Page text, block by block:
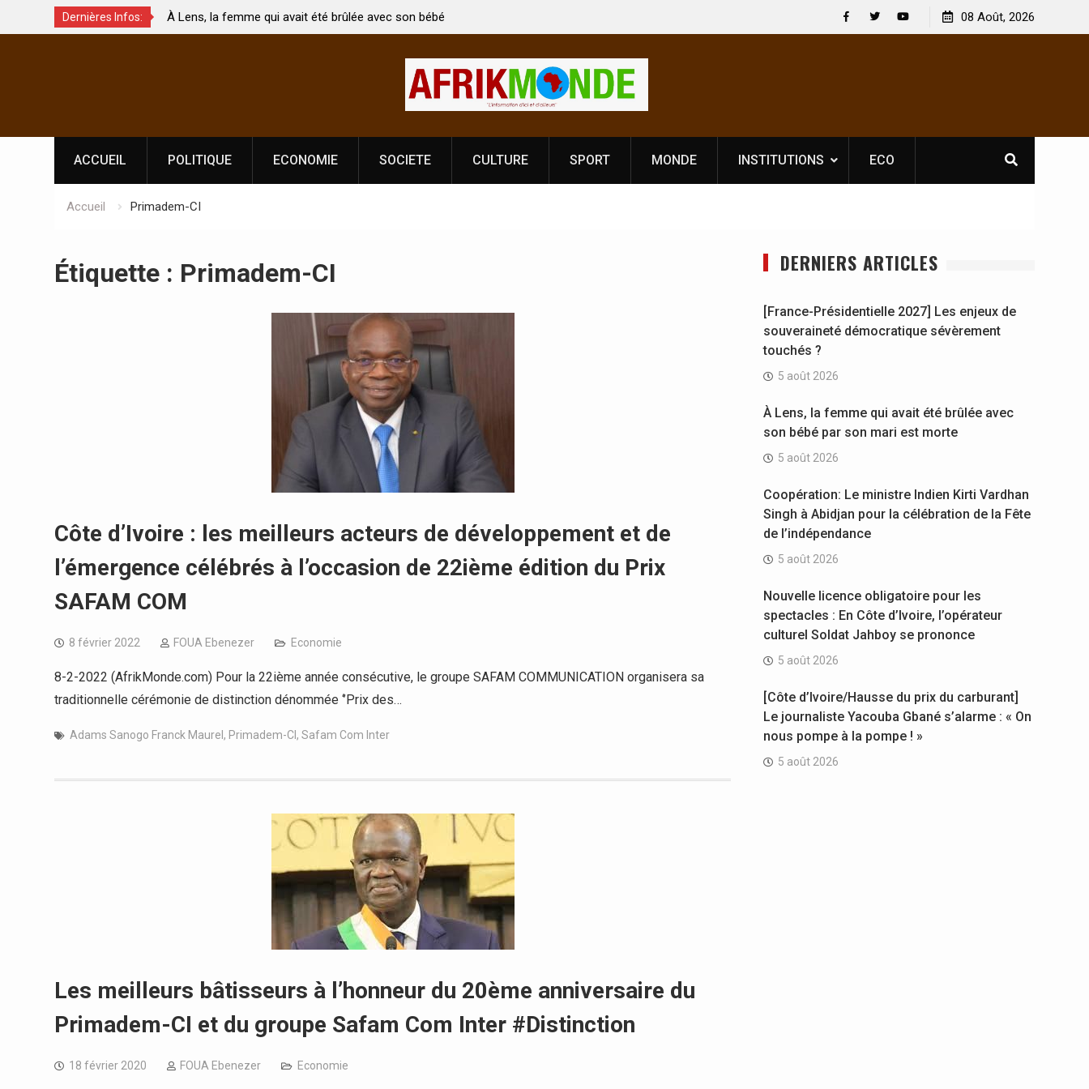
Dernières Infos:
À Lens, la femme qui avait été brûlée avec son bébé
par son mari est morte
Coopération: Le ministre Indien Kirti Vardhan Singh à
Abidjan pour la célébration de la Fête de
Nouvelle licence obligatoire pour les spectacles : En
Côte d’Ivoire, l’opérateur culturel Soldat Jahboy se
prononce
[France-Présidentielle 2027]
souveraineté démocratique
08 Août, 2026
ACCUEIL POLITIQUE ECONOMIE SOCIETE CULTURE SPORT MONDE INSTITUTIONS ECO
Accueil Primadem-CI
Étiquette : Primadem-CI
Côte d’Ivoire : les meilleurs acteurs de développement et de
l’émergence célébrés à l’occasion de 22ième édition du Prix
SAFAM COM
8 février 2022 FOUA Ebenezer Economie
8-2-2022 (AfrikMonde.com) Pour la 22ième année consécutive, le groupe SAFAM COMMUNICATION organisera sa
traditionnelle cérémonie de distinction dénommée ‘’Prix des…
Adams Sanogo Franck Maurel , Primadem-CI , Safam Com Inter
Les meilleurs bâtisseurs à l’honneur du 20ème anniversaire du
Primadem-CI et du groupe Safam Com Inter #Distinction
18 février 2020 FOUA Ebenezer Economie
DERNIERS ARTICLES
[France-Présidentielle 2027] Les enjeux de
souveraineté démocratique sévèrement
touchés ?
5 août 2026
À Lens, la femme qui avait été brûlée avec
son bébé par son mari est morte
5 août 2026
Coopération: Le ministre Indien Kirti Vardhan
Singh à Abidjan pour la célébration de la Fête
de l’indépendance
5 août 2026
Nouvelle licence obligatoire pour les
spectacles : En Côte d’Ivoire, l’opérateur
culturel Soldat Jahboy se prononce
5 août 2026
[Côte d’Ivoire/Hausse du prix du carburant]
Le journaliste Yacouba Gbané s’alarme : « On
nous pompe à la pompe ! »
5 août 2026